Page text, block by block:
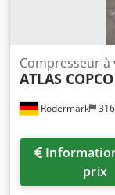
Rödermark
Compresseur à
ATLAS COPCO
prix